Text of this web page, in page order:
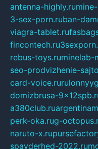
antenna-highly.ru
3-sex-porn.ruban-
viagra-tablet.ru
fincontech.ru
rebus-toys.ruminelab-
seo-prodvizhenie-
card-voice.ru
domizbrusa-
a380club.ru
perk-oka.rug-
naruto-x.ru
spayderhed-2022.ru